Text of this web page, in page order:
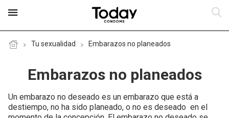
Productos
Today Condoms MIX X 4
El Condón
Tu sexualidad Embarazos no planeados
Embarazos no planeados
Un embarazo no deseado es un embarazo que está a
destiempo, no ha sido planeado, o no es deseado en el